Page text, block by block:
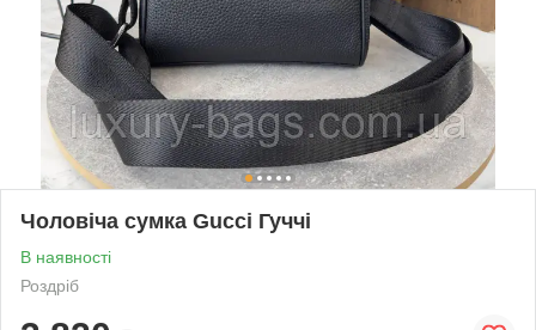
Чоловіча сумка Gucci Гуччі
В наявності
Роздріб